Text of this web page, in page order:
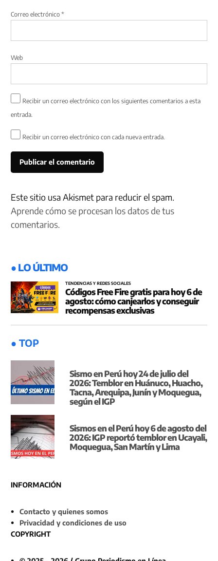
Correo electrónico*
Web
Recibir un correo electrónico con los siguientes comentarios a esta
entrada.
Recibir un correo electrónico con cada nueva entrada.
Este sitio usa Akismet para reducir el spam.
Aprende cómo se procesan los datos de tus
comentarios.
● LO ÚLTIMO
TENDENCIAS Y REDES SOCIALES
Códigos Free Fire gratis para hoy 6 de
agosto: cómo canjearlos y conseguir
recompensas exclusivas
● TOP
Sismo en Perú hoy 24 de julio del
2026: Temblor en Huánuco, Huacho,
Tacna, Arequipa, Junín y Moquegua,
según el IGP
Sismos en el Perú hoy 6 de agosto del
2026: IGP reportó temblor en Ucayali,
Moquegua, San Martín y Lima
INFORMACIÓN
Contacto y quienes somos
Privacidad y condiciones de uso
COPYRIGHT